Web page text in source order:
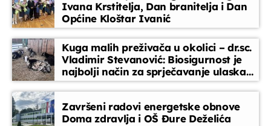
Glazbeni blok
08:15 - 08:45
Vijesti
08:45 - 09:00
Ivana Krstitelja, Dan branitelja i Dan
Općine Kloštar Ivanić
Kuga malih preživača u okolici – dr.sc.
Vladimir Stevanović: Biosigurnost je
najbolji način za sprječavanje ulaska
bolesti
Završeni radovi energetske obnove
Doma zdravlja i OŠ Đure Deželića